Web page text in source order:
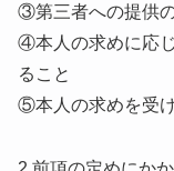
③第三者への提供
④本人の求めに応
ること
⑤本人の求めを受